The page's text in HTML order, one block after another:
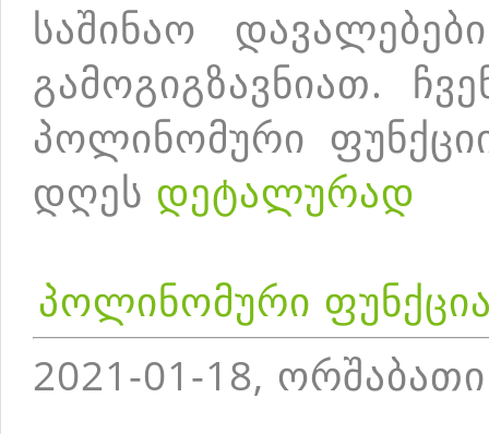
საშინაო
გამოგიგზავნიათ.
პოლინომური
დღეს დეტალურად
პოლინომური
2021-01-18, ორშაბათი